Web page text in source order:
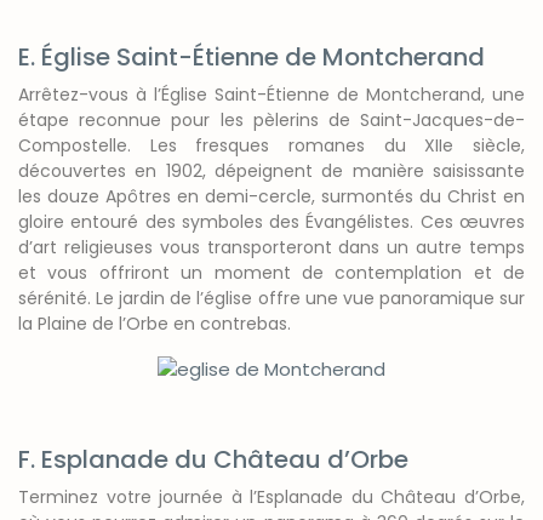
E. Église Saint-Étienne de Montcherand
Arrêtez-vous à l’Église Saint-Étienne de Montcherand, une
étape reconnue pour les pèlerins de Saint-Jacques-de-
Compostelle. Les fresques romanes du XIIe siècle,
découvertes en 1902, dépeignent de manière saisissante
les douze Apôtres en demi-cercle, surmontés du Christ en
gloire entouré des symboles des Évangélistes. Ces œuvres
d’art religieuses vous transporteront dans un autre temps
et vous offriront un moment de contemplation et de
sérénité. Le jardin de l’église offre une vue panoramique sur
la Plaine de l’Orbe en contrebas.
F. Esplanade du Château d’Orbe
Terminez votre journée à l’Esplanade du Château d’Orbe,